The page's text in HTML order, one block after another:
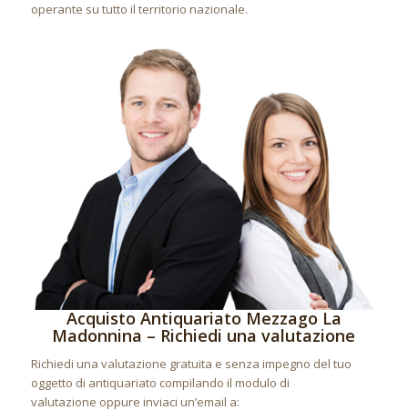
operante su tutto il territorio nazionale.
Acquisto Antiquariato Mezzago La
Madonnina – Richiedi una valutazione
Richiedi una valutazione gratuita e senza impegno del tuo
oggetto di antiquariato compilando il modulo di
valutazione oppure inviaci un’email a: